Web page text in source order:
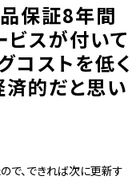
保証8年間
スが付いて
コストを低く
済的だと思い
で、できれば次に更新す